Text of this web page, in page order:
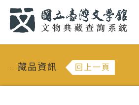
::: 藏品資訊 回上一頁